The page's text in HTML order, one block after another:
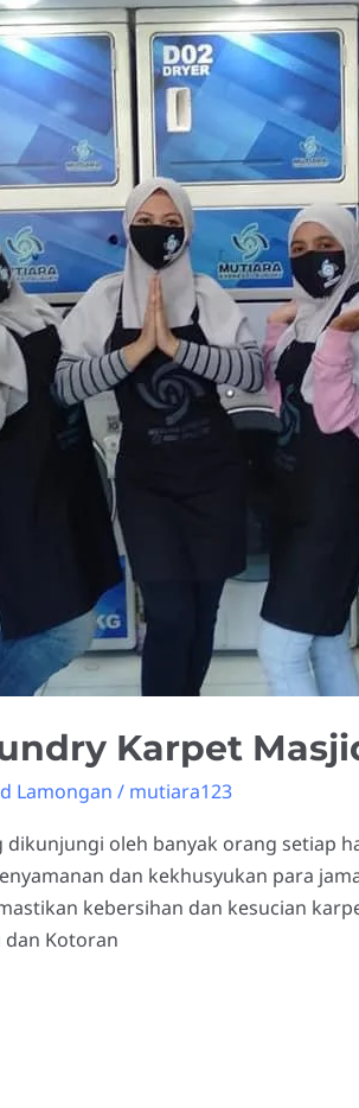
Karpet
Lamongan / mutiara123
oleh banyak orang setiap
dan kekhusyukan para
kebersihan dan kesucian
dan Kotoran